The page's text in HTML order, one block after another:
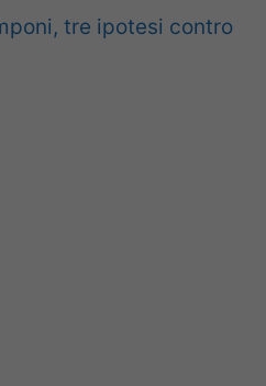
tre ipotesi contro